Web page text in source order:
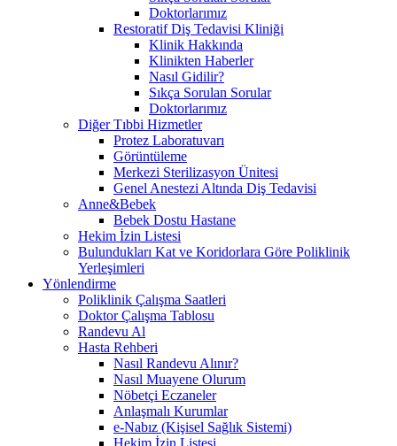
Doktorlarımız
Restoratif Diş Tedavisi Kliniği
Klinik Hakkında
Klinikten Haberler
Nasıl Gidilir?
Sıkça Sorulan Sorular
Doktorlarımız
Diğer Tıbbi Hizmetler
Protez Laboratuvarı
Görüntüleme
Merkezi Sterilizasyon Ünitesi
Genel Anestezi Altında Diş Tedavisi
Anne&Bebek
Bebek Dostu Hastane
Hekim İzin Listesi
Bulundukları Kat ve Koridorlara Göre Poliklinik
Yerleşimleri
Yönlendirme
Poliklinik Çalışma Saatleri
Doktor Çalışma Tablosu
Randevu Al
Hasta Rehberi
Nasıl Randevu Alınır?
Nasıl Muayene Olurum
Nöbetçi Eczaneler
Anlaşmalı Kurumlar
e-Nabız (Kişisel Sağlık Sistemi)
Hekim İzin Listesi